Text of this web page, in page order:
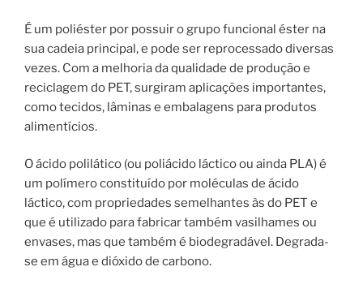
É um poliéster por possuir o grupo funcional éster na
sua cadeia principal, e pode ser reprocessado diversas
vezes. Com a melhoria da qualidade de produção e
reciclagem do PET, surgiram aplicações importantes,
como tecidos, lâminas e embalagens para produtos
alimentícios.
O ácido polilático (ou poliácido láctico ou ainda PLA) é
um polímero constituído por moléculas de ácido
láctico, com propriedades semelhantes às do PET e
que é utilizado para fabricar também vasilhames ou
envases, mas que também é biodegradável. Degrada-
se em água e dióxido de carbono.